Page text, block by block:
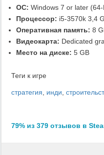
ОС: Windows 7 or later (64-
Процессор: i5-3570k 3,4
Оперативная память: 8
Видеокарта: Dedicated
Место на диске: 5 GB
Теги к игре
стратегия инди
79% из 379 отзывов в